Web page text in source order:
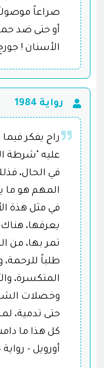
صراعاً
أو حتى ضد
الأسنان ! جورج
رواية 1984
راح يفكر
عليه "شرطة
في الحال،
المهم هو ما
في مثل هذة
يعرفها،
تمر بها، من
طلباً
المتكسرة،
وخصلات
حتى تدمية،
كل هذا ما
أورويل - رواية 1984